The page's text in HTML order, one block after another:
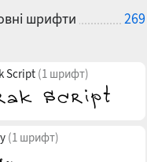
шрифти
269
Script (1 шрифт)
(1 шрифт)